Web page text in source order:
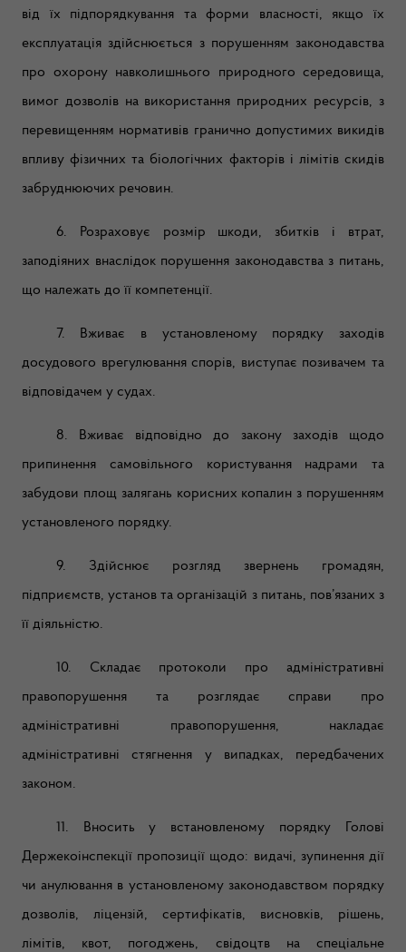
від їх підпорядкування та форми власності, якщо їх
експлуатація здійснюється з порушенням законодавства
про охорону навколишнього природного середовища,
вимог дозволів на використання природних ресурсів, з
перевищенням нормативів гранично допустимих викидів
впливу фізичних та біологічних факторів і лімітів скидів
забруднюючих речовин.
6. Розраховує розмір шкоди, збитків і втрат,
заподіяних внаслідок порушення законодавства з питань,
що належать до її компетенції.
7. Вживає в установленому порядку заходів
досудового врегулювання спорів, виступає позивачем та
відповідачем у судах.
8. Вживає відповідно до закону заходів щодо
припинення самовільного користування надрами та
забудови площ залягань корисних копалин з порушенням
установленого порядку.
9. Здійснює розгляд звернень громадян,
підприємств, установ та організацій з питань, пов’язаних з
її діяльністю.
10. Складає протоколи про адміністративні
правопорушення та розглядає справи про
адміністративні правопорушення, накладає
адміністративні стягнення у випадках, передбачених
законом.
11. Вносить у встановленому порядку Голові
Держекоінспекції пропозиції щодо: видачі, зупинення дії
чи анулювання в установленому законодавством порядку
дозволів, ліцензій, сертифікатів, висновків, рішень,
лімітів, квот, погоджень, свідоцтв на спеціальне